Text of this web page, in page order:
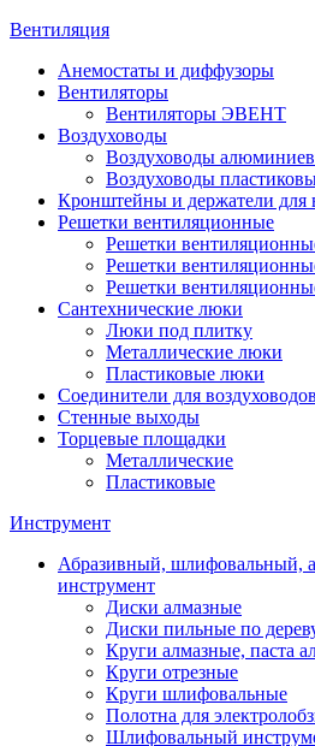
Вентиляция
Анемостаты и диффузоры
Вентиляторы
Вентиляторы ЭВЕНТ
Воздуховоды
Воздуховоды
Воздуховоды
Кронштейны и держатели для
Решетки вентиляционные
Решетки
Решетки
Решетки
Сантехнические люки
Люки под плитку
Металлические люки
Пластиковые люки
Соединители для воздуховодов
Стенные выходы
Торцевые площадки
Металлические
Пластиковые
Инструмент
Абразивный, шлифовальный,
инструмент
Диски алмазные
Диски пильные по
Круги алмазные, паста
Круги отрезные
Круги шлифовальные
Полотна для
Шлифовальный